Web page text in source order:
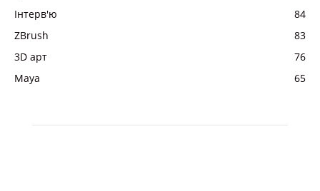
Інтерв'ю
84
ZBrush
83
3D арт
76
Maya
65